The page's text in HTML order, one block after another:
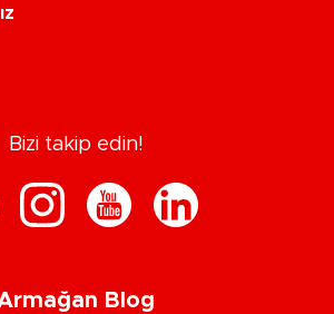
Bizi takip edin!
Blog